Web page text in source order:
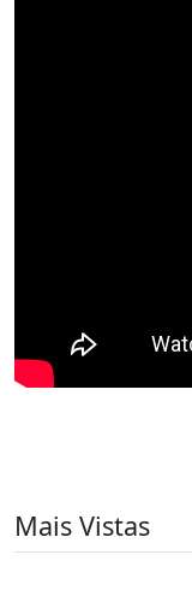
Mais Vistas